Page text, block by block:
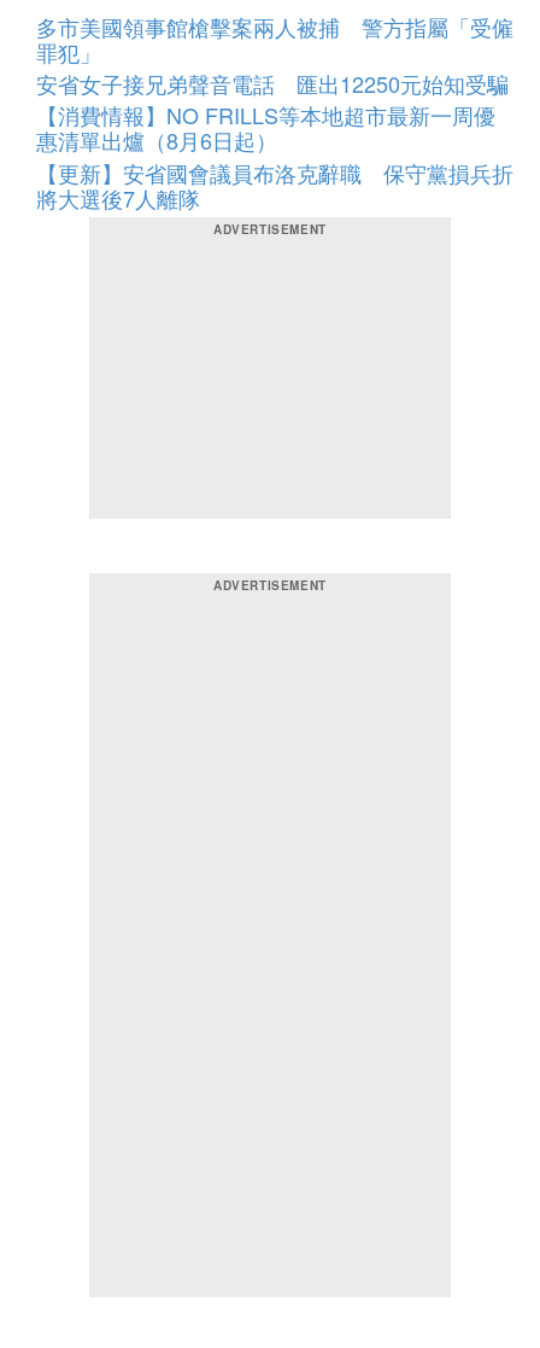
多市美國領事館槍擊案兩人被捕 警方指屬「受僱
罪犯」
安省女子接兄弟聲音電話 匯出12250元始知受騙
【消費情報】NO FRILLS等本地超市最新一周優
惠清單出爐（8月6日起）
【更新】安省國會議員布洛克辭職 保守黨損兵折
將大選後7人離隊